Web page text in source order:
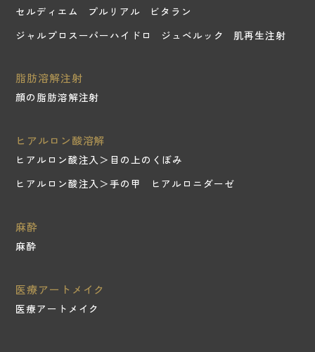
セルディエム プルリアル
ビタラン
ジャルプロスーパーハイドロ
ジュベルック 肌再生注射
脂肪溶解注射
顔の脂肪溶解注射
ヒアルロン酸溶解
ヒアルロン酸注入＞目の上のくぼみ
ヒアルロン酸注入＞手の甲
ヒアルロニダーゼ
麻酔
麻酔
医療アートメイク
医療アートメイク